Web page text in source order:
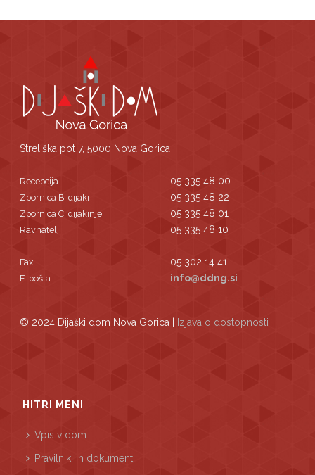
Streliška pot 7, 5000 Nova Gorica
Recepcija 05 335 48 00
Zbornica B, dijaki 05 335 48 22
Zbornica C, dijakinje 05 335 48 01
Ravnatelj 05 335 48 10
Fax 05 302 14 41
E-pošta info@ddng.si
© 2024 Dijaški dom Nova Gorica | Izjava o dostopnosti
HITRI MENI
Vpis v dom
Pravilniki in dokumenti